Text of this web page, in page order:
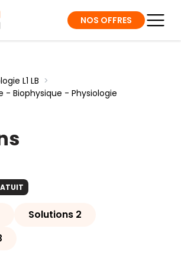
NOS OFFRES
L1 LB >
- Biophysique - Physiologie
Solutions 2